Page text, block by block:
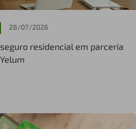
28/07/2026
residencial em parceria